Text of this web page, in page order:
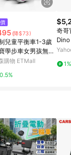
(降$73)
兒童平衡車1-3歲
學步車女男孩無腳
童滑行四輪溜溜車
購物 ETMall
0.5%
奇哥
1%